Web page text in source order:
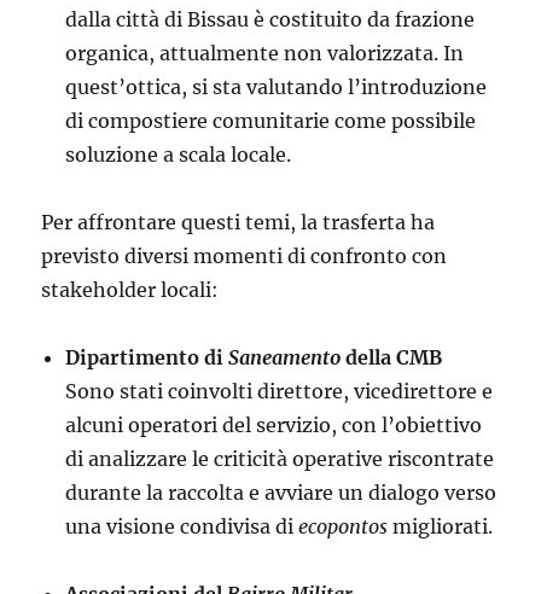
dalla città di Bissau è costituito da frazione
organica, attualmente non valorizzata. In
quest’ottica, si sta valutando l’introduzione
di compostiere comunitarie come possibile
soluzione a scala locale.
Per affrontare questi temi, la trasferta ha
previsto diversi momenti di confronto con
stakeholder locali:
Dipartimento di Saneamento della CMB
Sono stati coinvolti direttore, vicedirettore e
alcuni operatori del servizio, con l’obiettivo
di analizzare le criticità operative riscontrate
durante la raccolta e avviare un dialogo verso
una visione condivisa diecopontos migliorati.